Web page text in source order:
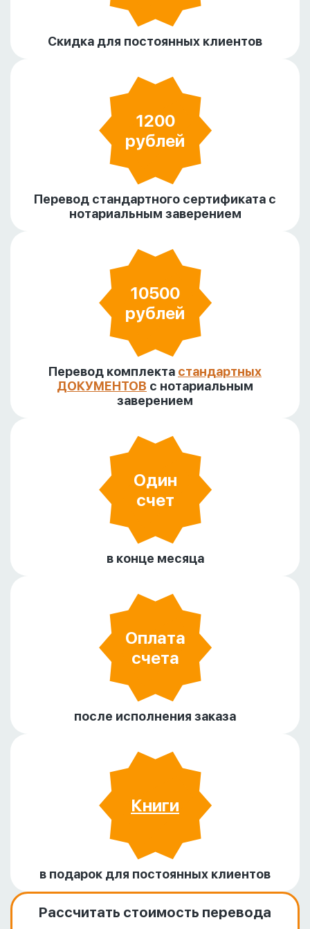
Скидка для постоянных клиентов
1200
рублей
Перевод стандартного сертификата с
нотариальным заверением
10500
рублей
Перевод комплекта стандартных
ДОКУМЕНТОВ с нотариальным
заверением
Один
счет
в конце месяца
Оплата
счета
после исполнения заказа
Книги
в подарок для постоянных клиентов
Рассчитать стоимость перевода